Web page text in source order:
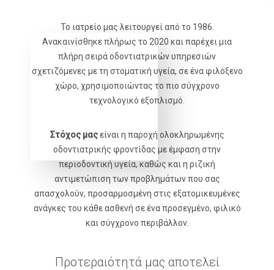
Το ιατρείο μας λειτουργεί από το 1986.
Ανακαινίσθηκε πλήρως το 2020 και παρέχει μια
πλήρη σειρά οδοντιατρικών υπηρεσιών
σχετιζόμενες με τη στοματική υγεία, σε ένα φιλόξενο
χώρο, χρησιμοποιώντας το πιο σύγχρονο
τεχνολογικό εξοπλισμό.
Στόχος μαςείναι η παροχή ολοκληρωμένης
οδοντιατρικής φροντίδας με έμφαση στην
περιοδοντική υγεία, καθώς και η ριζική
αντιμετώπιση των προβλημάτων που σας
απασχολούν, προσαρμοσμένη στις εξατομικευμένες
ανάγκες του κάθε ασθενή σε ένα προσεγμένο, φιλικό
και σύγχρονο περιβάλλον.
Προτεραιότητά μας αποτελεί